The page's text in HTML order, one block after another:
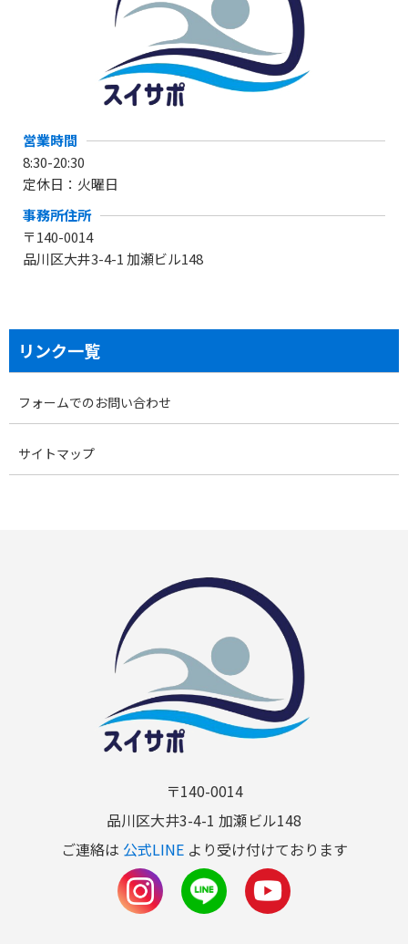
営業時間
8:30-20:30
定休日：火曜日
事務所住所
〒140-0014
品川区大井3-4-1 加瀬ビル148
リンク一覧
フォームでのお問い合わせ
サイトマップ
〒140-0014
品川区大井3-4-1 加瀬ビル148
ご連絡は 公式LINEより受け付けております